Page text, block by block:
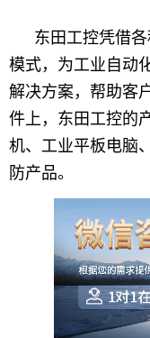
东田工控凭借
模式，为工业自动
解决方案，帮助客
件上，东田工控的
机、工业平板电脑
防产品。